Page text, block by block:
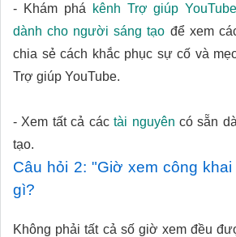
- Khám phá kênh Trợ giúp YouTube
dành cho người sáng tạo để xem
chia sẻ cách khắc phục sự cố và
Trợ giúp YouTube.
- Xem tất cả cáctài nguyên có sẵn
tạo.
Câu hỏi 2: "Giờ xem công
gì?
Không phải tất cả số giờ xem đều